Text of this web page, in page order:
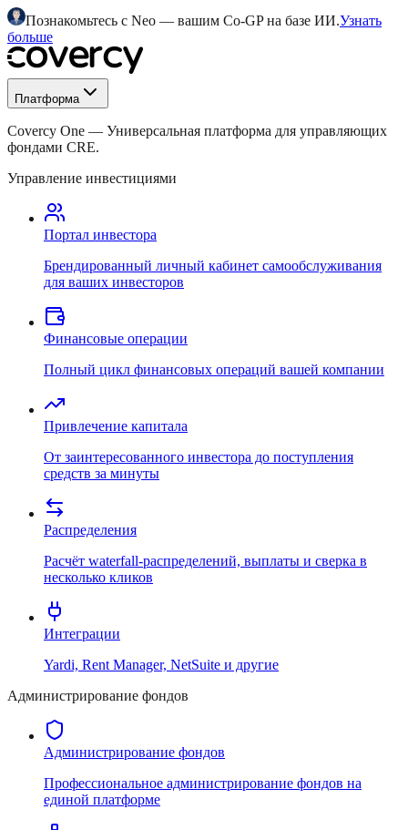
Познакомьтесь с Neo — вашим Co-GP на базе ИИ.Узнать
больше
Платформа
Covercy One — Универсальная платформа для управляющих
фондами CRE.
Управление инвестициями
Портал инвестора
Брендированный личный кабинет самообслуживания
для ваших инвесторов
Финансовые операции
Полный цикл финансовых операций вашей компании
Привлечение капитала
От заинтересованного инвестора до поступления
средств за минуты
Распределения
Расчёт waterfall-распределений, выплаты и сверка в
несколько кликов
Интеграции
Yardi, Rent Manager, NetSuite и другие
Администрирование фондов
Администрирование фондов
Профессиональное администрирование фондов на
единой платформе